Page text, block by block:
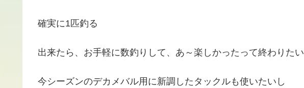
確実に1匹釣る
出来たら、お手軽に数釣りして、あ～楽しかったって終わりたい
今シーズンのデカメバル用に新調したタックルも使いたいし